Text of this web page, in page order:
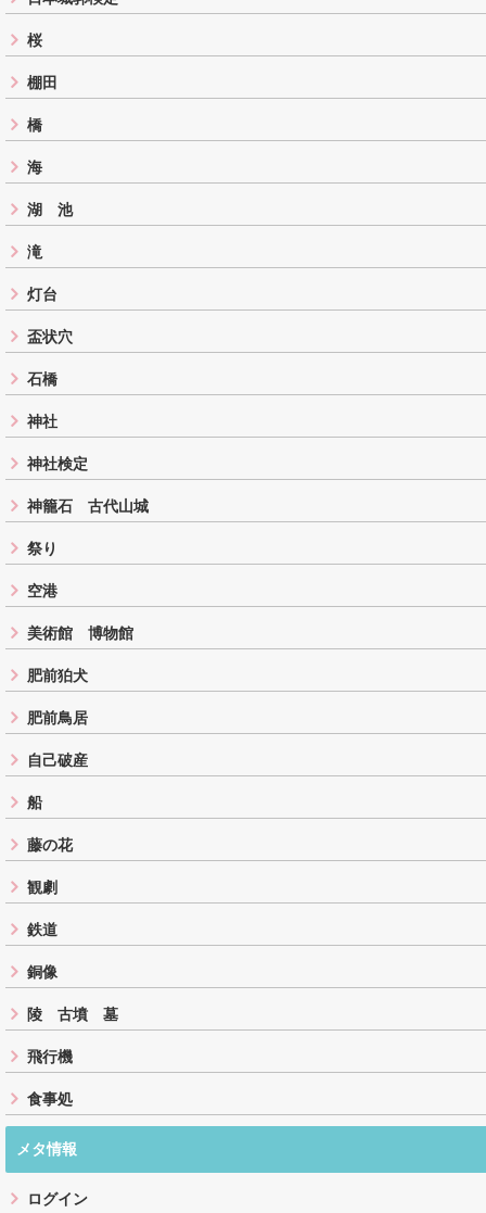
桜
棚田
橋
海
湖 池
滝
灯台
盃状穴
石橋
神社
神社検定
神籠石 古代山城
祭り
空港
美術館 博物館
肥前狛犬
肥前鳥居
自己破産
船
藤の花
観劇
鉄道
銅像
陵 古墳 墓
飛行機
食事処
メタ情報
ログイン